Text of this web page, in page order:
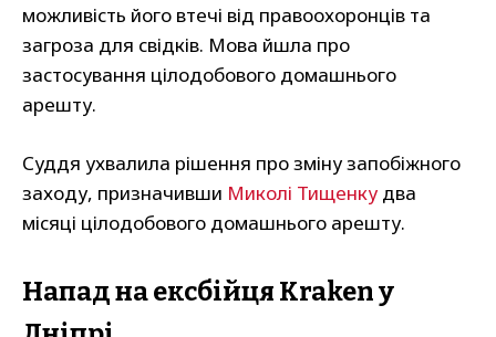
можливість його втечі від правоохоронців та
загроза для свідків. Мова йшла про
застосування цілодобового домашнього
арешту.
Суддя ухвалила рішення про зміну запобіжного
заходу, призначивши Миколі Тищенку два
місяці цілодобового домашнього арешту.
Напад на ексбійця Kraken у